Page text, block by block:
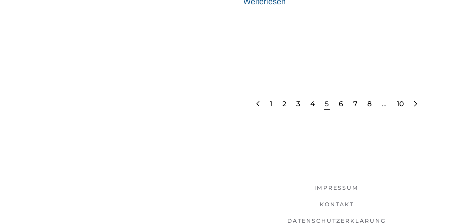
Weiterlesen
1 2 3 4 5 6 7 8 … 10
IMPRESSUM
KONTAKT
DATENSCHUTZERKLÄRUNG